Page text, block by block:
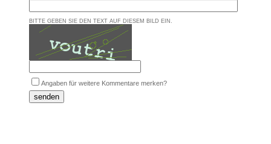
BITTE GEBEN SIE DEN TEXT AUF DIESEM BILD EIN.
Angaben für weitere Kommentare merken?